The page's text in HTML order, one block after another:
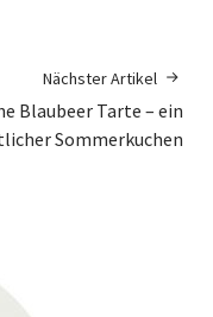
Nächster Artikel
Blaubeer Tarte – ein
Sommerkuchen